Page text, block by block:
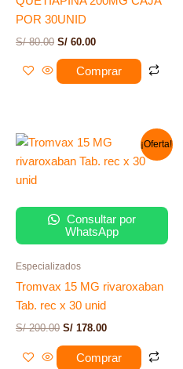
POR 30UNID
S/80.00 S/ 60.00
Comprar
¡Oferta!
Consultar por
WhatsApp
Especializados
Tromvax 15 MG rivaroxaban
Tab. rec x 30 unid
S/200.00
El
original
S/ 178.00
El
actual
Comprar